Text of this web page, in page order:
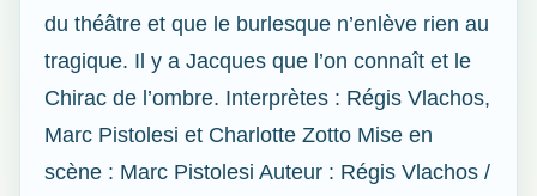
du théâtre et que le burlesque n’enlève rien au
tragique. Il y a Jacques que l’on connaît et le
Chirac de l’ombre. Interprètes : Régis Vlachos,
Marc Pistolesi et Charlotte Zotto Mise en
scène : Marc Pistolesi Auteur : Régis Vlachos /